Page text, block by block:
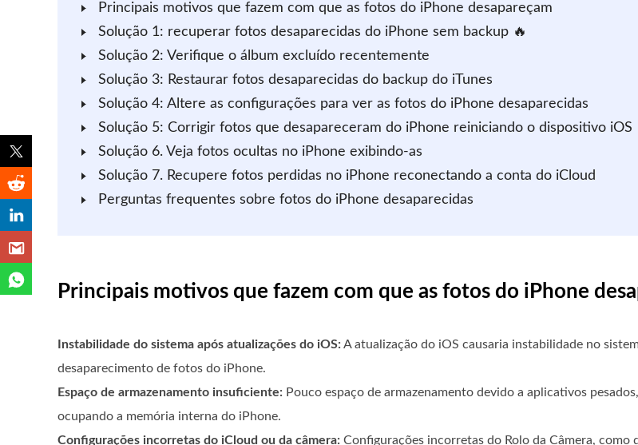
Principais motivos que fazem com que as fotos do iPhone desapareçam
Solução 1: recuperar fotos desaparecidas do iPhone sem backup 🔥
Solução 2: Verifique o álbum excluído recentemente
Solução 3: Restaurar fotos desaparecidas do backup do iTunes
Solução 4: Altere as configurações para ver as fotos do iPhone desaparecidas
Solução 5: Corrigir fotos que desapareceram do iPhone reiniciando o dispositivo iOS
Solução 6. Veja fotos ocultas no iPhone exibindo-as
Solução 7. Recupere fotos perdidas no iPhone reconectando a conta do iCloud
Perguntas frequentes sobre fotos do iPhone desaparecidas
Principais motivos que fazem com que as fotos do iPhone
Instabilidade do sistema após atualizações do iOS:A atualização do iOS causaria instabilidade no
desaparecimento de fotos do iPhone.
Espaço de armazenamento insuficiente: Pouco espaço de armazenamento devido a aplicativos
ocupando a memória interna do iPhone.
Configurações incorretas do iCloud ou da câmera: Configurações incorretas do Rolo da Câmera,